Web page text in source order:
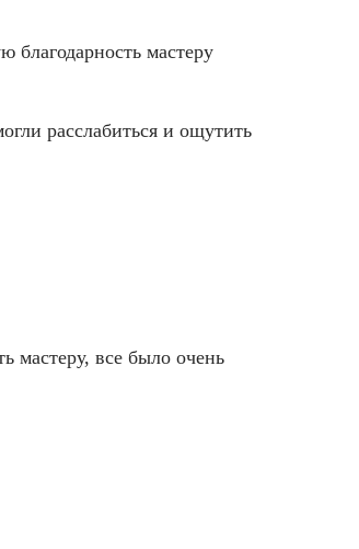
мастеру
расслабиться и ощутить
мастеру, все было очень